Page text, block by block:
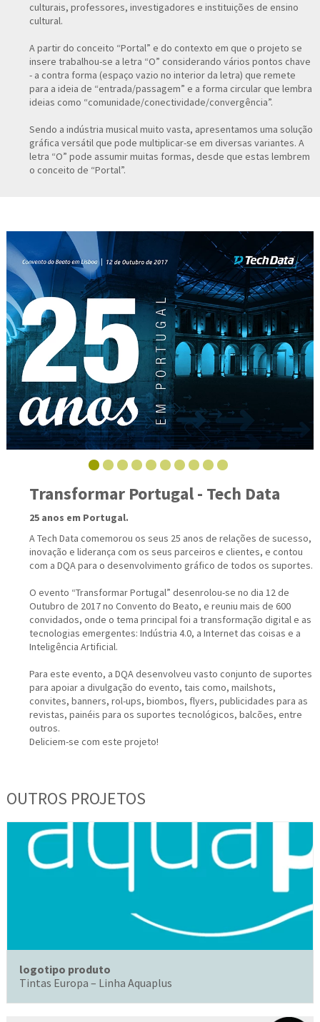
culturais, professores, investigadores e instituições de ensino
cultural.
A partir do conceito “Portal” e do contexto em que o projeto se
insere trabalhou-se a letra “O” considerando vários pontos chave
- a contra forma (espaço vazio no interior da letra) que remete
para a ideia de “entrada/passagem” e a forma circular que lembra
ideias como “comunidade/conectividade/convergência”.
Sendo a indústria musical muito vasta, apresentamos uma solução
gráfica versátil que pode multiplicar-se em diversas variantes. A
letra “O” pode assumir muitas formas, desde que estas lembrem
o conceito de “Portal”.
Transformar Portugal - Tech Data
25 anos em Portugal.
A Tech Data comemorou os seus 25 anos de relações de sucesso,
inovação e liderança com os seus parceiros e clientes, e contou
com a DQA para o desenvolvimento gráfico de todos os suportes.
O evento “Transformar Portugal” desenrolou-se no dia 12 de
Outubro de 2017 no Convento do Beato, e reuniu mais de 600
convidados, onde o tema principal foi a transformação digital e as
tecnologias emergentes: Indústria 4.0, a Internet das coisas e a
Inteligência Artificial.
Para este evento, a DQA desenvolveu vasto conjunto de suportes
para apoiar a divulgação do evento, tais como, mailshots,
convites, banners, rol-ups, biombos, flyers, publicidades para as
revistas, painéis para os suportes tecnológicos, balcões, entre
outros.
Deliciem-se com este projeto!
OUTROS PROJETOS
logotipo produto
Tintas Europa – Linha Aquaplus